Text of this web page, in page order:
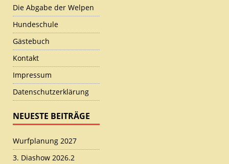
Die Abgabe der Welpen
Hundeschule
Gästebuch
Kontakt
Impressum
Datenschutzerklärung
NEUESTE BEITRÄGE
Wurfplanung 2027
3. Diashow 2026.2